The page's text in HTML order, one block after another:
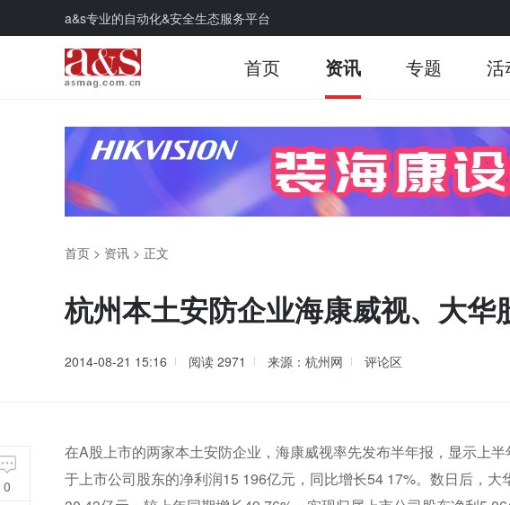
a&s专业的自动化&安全生态服务平台
首页 资讯 专题 活
首页 > 资讯 > 正文
杭州本土安防企业海康威视、大华
2014-08-21 15:16 阅读 2971 来源：杭州网 评论区
在A股上市的两家本土安防企业，海康威视率先发布半年报，显示上
于上市公司股东的净利润15 196亿元，同比增长54 17%。数日后，
0